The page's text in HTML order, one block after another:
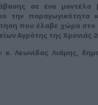
σε ένα μοντέλο
την παραγωγικότητα
που έλαβε χώρα στο
Αγρότης της Χρονιάς
κ. Λεωνίδας Λιάμης,